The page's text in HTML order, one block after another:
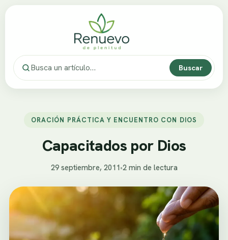
Buscar
ORACIÓN PRÁCTICA Y ENCUENTRO CON DIOS
Capacitados por Dios
29 septiembre, 2011•2 min de lectura